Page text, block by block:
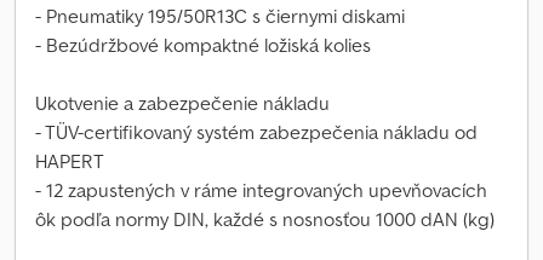
- Pneumatiky 195/50R13C s čiernymi diskami
- Bezúdržbové kompaktné ložiská kolies
Ukotvenie a zabezpečenie nákladu
- TÜV-certifikovaný systém zabezpečenia nákladu od
HAPERT
- 12 zapustených v ráme integrovaných upevňovacích
ôk podľa normy DIN, každé s nosnosťou 1000 dAN (kg)